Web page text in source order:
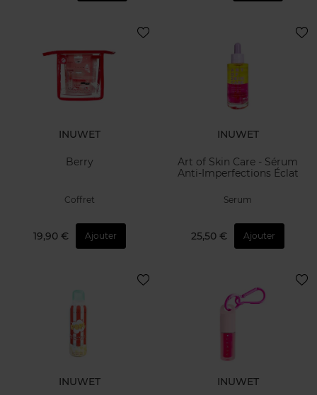
INUWET
Berry
Coffret
19,90 € Ajouter
INUWET
Art of Skin Care - Sérum
Anti-Imperfections Éclat
Serum
25,50 € Ajouter
INUWET INUWET